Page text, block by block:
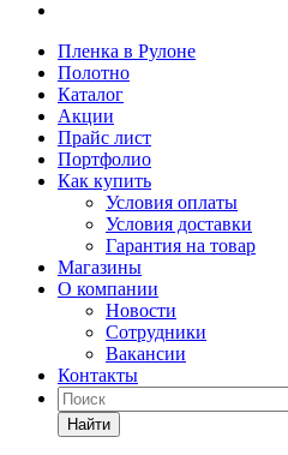
Пленка в Рулоне
Полотно
Каталог
Акции
Прайс лист
Портфолио
Как купить
Условия оплаты
Условия доставки
Гарантия на товар
Магазины
О компании
Новости
Сотрудники
Вакансии
Контакты
Найти